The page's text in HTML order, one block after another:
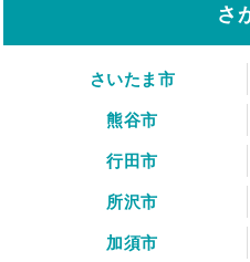
さ
さいたま市
熊谷市
行田市
所沢市
加須市